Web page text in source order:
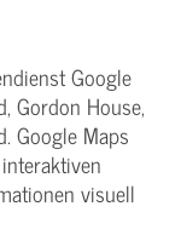
Google
Gordon House,
Google Maps
visuell